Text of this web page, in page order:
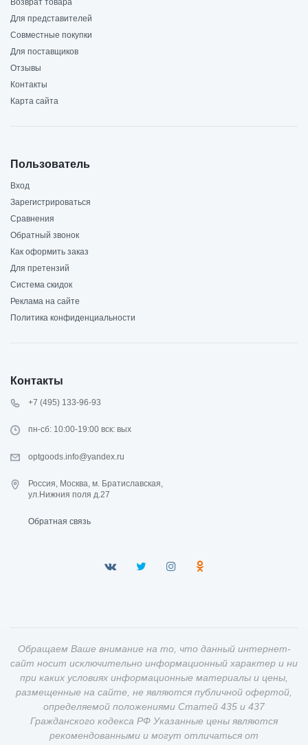
Возврат товара
Для представителей
Совместные покупки
Для поставщиков
Отзывы
Контакты
Карта сайта
Пользователь
Вход
Зарегистрироваться
Сравнения
Обратный звонок
Как оформить заказ
Для претензий
Система скидок
Реклама на сайте
Политика конфиденциальности
Контакты
+7 (495) 133-96-93
пн-сб: 10:00-19:00 вск: вых
optgoods.info@yandex.ru
Россия, Москва, м. Братиславская,
ул.Нижния поля д.27
Обратная связь
Обращаем Ваше внимание на то, что данный интернет-
сайт носит исключительно информационный характер и ни
при каких условиях информационные материалы и цены,
размещенные на сайте, не являются публичной офертой,
определяемой положениями Статей 435 и 437
Гражданского кодекса РФ Указанные цены являются
рекомендованными и могут отличаться от